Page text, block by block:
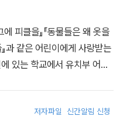
에 피클을』『동물들은 왜 옷을
과 같은 어린이에게 사랑받는
있는 학교에서 유치부 어린
저자파일 신간알림 신청